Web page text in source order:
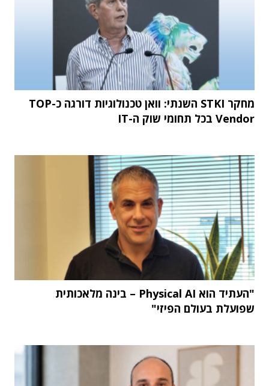
מחקר STKI השנתי: וואן טכנולוגיות דורגה כ-TOP
Vendor בכל תחומי שוק ה-IT
"העתיד הוא Physical AI – בינה מלאכותית
שפועלת בעולם הפיזי"